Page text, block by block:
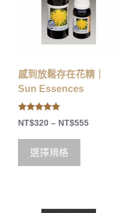
感到放鬆存在花精｜
Sun Essences
5.00
out of 5
NT$320 – NT$555
選擇規格